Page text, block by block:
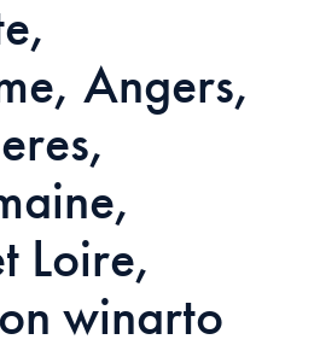
Angers,
Loire,
winarto